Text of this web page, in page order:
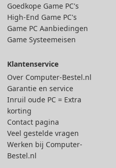
Goedkope Game PC's
High-End Game PC's
Game PC Aanbiedingen
Game Systeemeisen
Klantenservice
Over Computer-Bestel.nl
Garantie en service
Inruil oude PC = Extra
korting
Contact pagina
Veel gestelde vragen
Werken bij Computer-
Bestel.nl